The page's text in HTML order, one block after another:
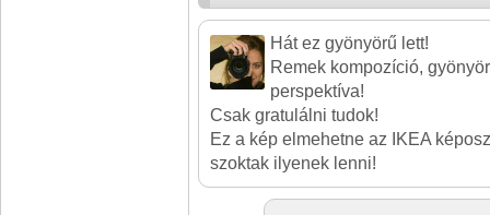
Hát ez gyönyörű lett!
Remek kompozíció,
perspektíva!
Csak gratulálni tudok!
Ez a kép elmehetne az IKEA
szoktak ilyenek lenni!